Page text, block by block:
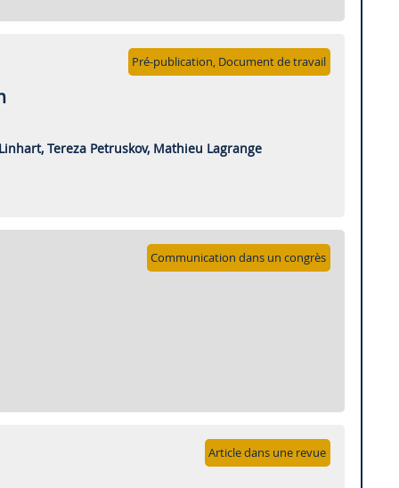
Pré-publication, Document de travail
Tereza Petruskov, Mathieu Lagrange
Communication dans un congrès
Article dans une revue